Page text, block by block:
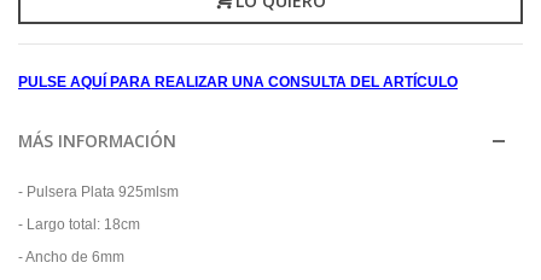
PULSE AQUÍ PARA REALIZAR UNA CONSULTA DEL ARTÍCULO
MÁS INFORMACIÓN
- Pulsera Plata 925mlsm
- Largo total: 18cm
- Ancho de 6mm